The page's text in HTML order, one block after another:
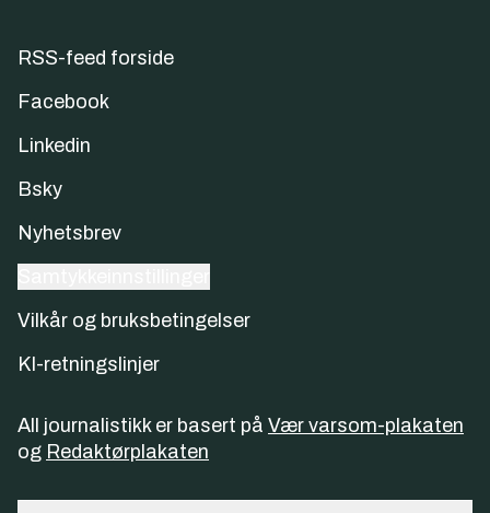
RSS-feed forside
Facebook
Linkedin
Bsky
Nyhetsbrev
Vilkår og bruksbetingelser
KI-retningslinjer
All journalistikk er basert på Vær varsom-plakaten
og Redaktørplakaten